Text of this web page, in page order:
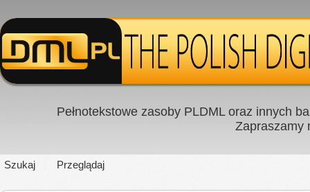
Pełnotekstowe zasoby PLDML oraz innych
Zapraszamy
Szukaj Przeglądaj